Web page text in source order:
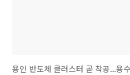
용인 반도체 클러스터 곧 착공...용